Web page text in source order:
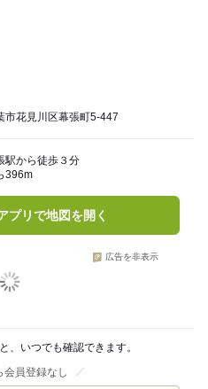
市花見川区幕張町5-447
から徒歩３分
396m
プリで地図を開く
広告を非表示
、いつでも確認できます。
会員登録なし